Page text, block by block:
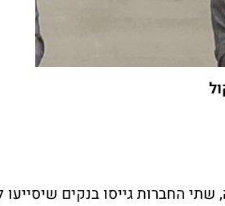
החברות גייסו בנקים שיסייעו